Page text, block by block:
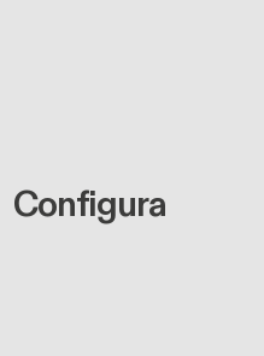
Configura